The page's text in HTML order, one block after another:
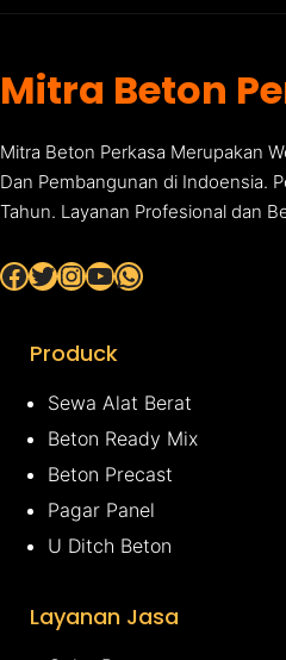
Mitra Beton
Mitra Beton Perkasa Merupakan
Dan Pembangunan di Indoensia.
Tahun. Layanan Profesional dan
Facebook Twitter InstagramYouTube WhatsApp
Produck
Sewa Alat Berat
Beton Ready Mix
Beton Precast
Pagar Panel
U Ditch Beton
Layanan Jasa